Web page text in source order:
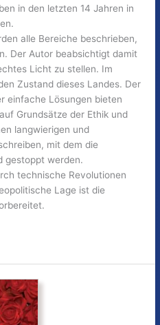
in den letzten 14 Jahren in
alle Bereiche beschrieben,
Der Autor beabsichtigt damit
Licht zu stellen. Im
Zustand dieses Landes. Der
einfache Lösungen bieten
Grundsätze der Ethik und
langwierigen und
mit dem die
gestoppt werden.
technische Revolutionen
Lage ist die